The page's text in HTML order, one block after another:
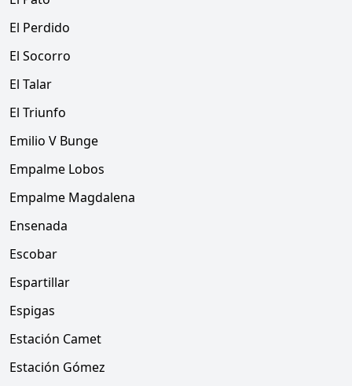
El Perdido
El Socorro
El Talar
El Triunfo
Emilio V Bunge
Empalme Lobos
Empalme Magdalena
Ensenada
Escobar
Espartillar
Espigas
Estación Camet
Estación Gómez